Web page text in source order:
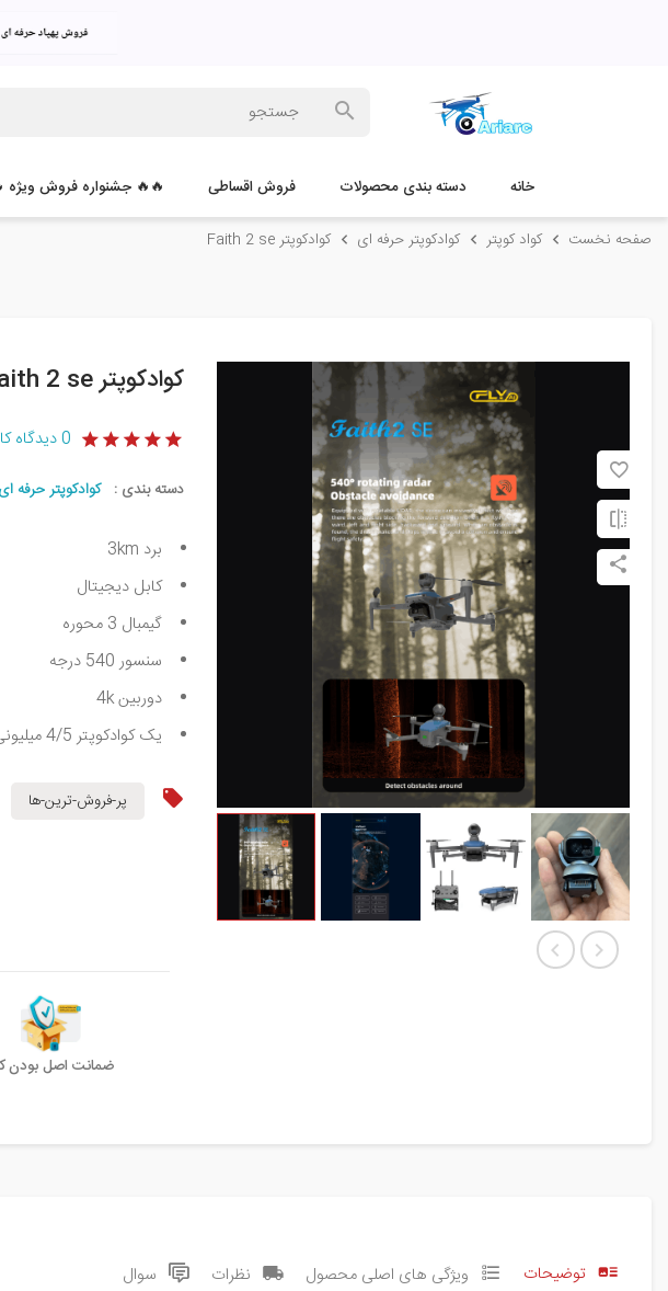
خانه دسته بندی محصولات فروش اقساطی 🔥🔥 جشنواره فروش ویژه
صفحه نخست کواد کوپتر کوادکوپتر حرفه ای کوادکوپتر Faith 2 se
کوادکوپتر Faith 2 se
0دیدگاه
دسته بندی : کوادکوپتر حرفه ای
برد 3km
کابل دیجیتال
گیمبال 3 محوره
سنسور 540 درجه
دوربین 4k
یک کوادکوپتر 4/5 میلیونی اشانتیون
پر-فروش-ترین-ها
ضمانت اصل بودن
توضیحات ویژگی های اصلی محصول نظرات سوال